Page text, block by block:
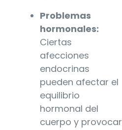
Problemas
hormonales:
Ciertas
afecciones
endocrinas
pueden afectar el
equilibrio
hormonal del
cuerpo y provocar